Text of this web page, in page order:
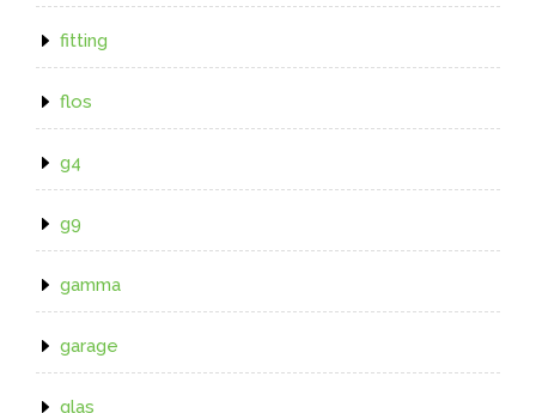
fitting
flos
g4
g9
gamma
garage
glas